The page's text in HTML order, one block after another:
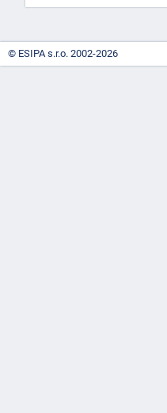
© ESIPA s.r.o. 2002-2026